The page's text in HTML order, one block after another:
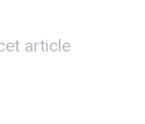
article